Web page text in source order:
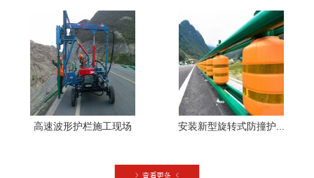
高速波形护栏施工现场 安装新型旋转式防撞护...